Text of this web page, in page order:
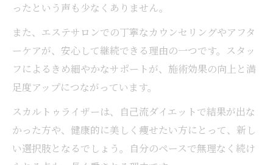
ったという声も少なくありません。
また、エステサロンでの丁寧なカウンセリングやアフタ
ーケアが、安心して継続できる理由の一つです。スタッ
フによるきめ細やかなサポートが、施術効果の向上と満
足度アップにつながっています。
スカルトゥライザーは、自己流ダイエットで結果が出な
かった方や、健康的に美しく痩せたい方にとって、新し
い選択肢となるでしょう。自分のペースで無理なく続け